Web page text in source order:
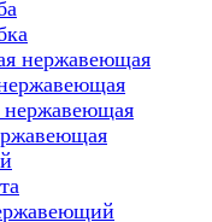
нержавеющая
нержавеющая